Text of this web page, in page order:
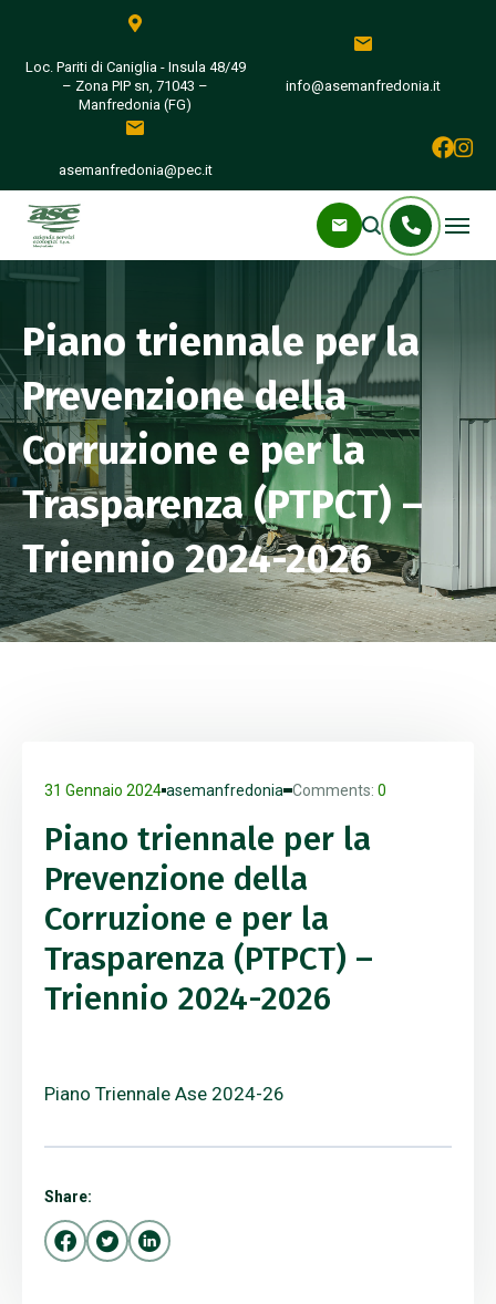
Loc. Pariti di Caniglia - Insula 48/49
– Zona PIP sn, 71043 –
Manfredonia (FG)
info@asemanfredonia.it
asemanfredonia@pec.it
Piano triennale per la
Prevenzione della
Corruzione e per la
Trasparenza (PTPCT) –
Triennio 2024-2026
31 Gennaio 2024 asemanfredonia Comments: 0
Piano triennale per la
Prevenzione della
Corruzione e per la
Trasparenza (PTPCT) –
Triennio 2024-2026
Piano Triennale Ase 2024-26
Share: